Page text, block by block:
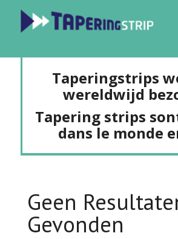
Taperingstrips
wereldwijd
Tapering strips
dans le monde
Geen
Gevonden